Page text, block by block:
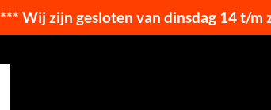
*** Wij zijn gesloten van dinsdag 14 t/m